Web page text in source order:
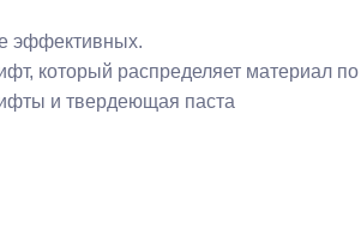
эффективных.
который распределяет материал по
и твердеющая паста